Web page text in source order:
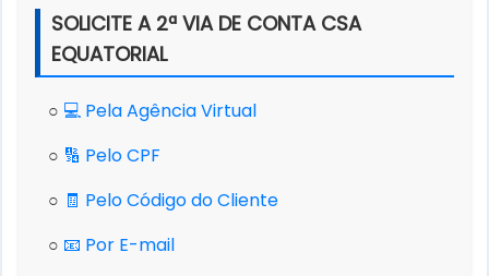
SOLICITE A 2ª VIA DE CONTA CSA
EQUATORIAL
○ 💻 Pela Agência Virtual
○ 🔢 Pelo CPF
○ 🧾 Pelo Código do Cliente
○ 📧 Por E-mail